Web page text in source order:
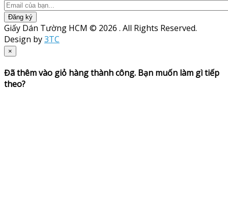
Đăng ký
Giấy Dán Tường HCM © 2026 . All Rights Reserved.
Design by3TC
×
Đã thêm vào giỏ hàng thành công. Bạn muốn làm gì tiếp
theo?